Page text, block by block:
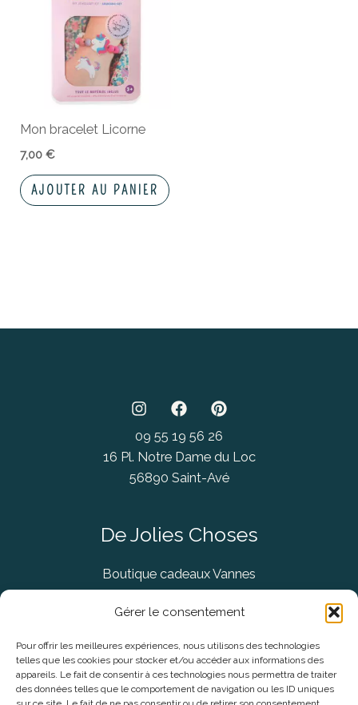
Gérer le consentement
Pour offrir les meilleures expériences, nous utilisons des technologies
telles que les cookies pour stocker et/ou accéder aux informations des
appareils. Le fait de consentir à ces technologies nous permettra de traiter
des données telles que le comportement de navigation ou les ID uniques
Mon bracelet Licorne
7,00€
AJOUTER AU PANIER
09 55 19 56 26
16 Pl. Notre Dame du Loc
56890 Saint-Avé
De Jolies Choses
Boutique cadeaux Vannes
Concept Store Vannes
Informations légales